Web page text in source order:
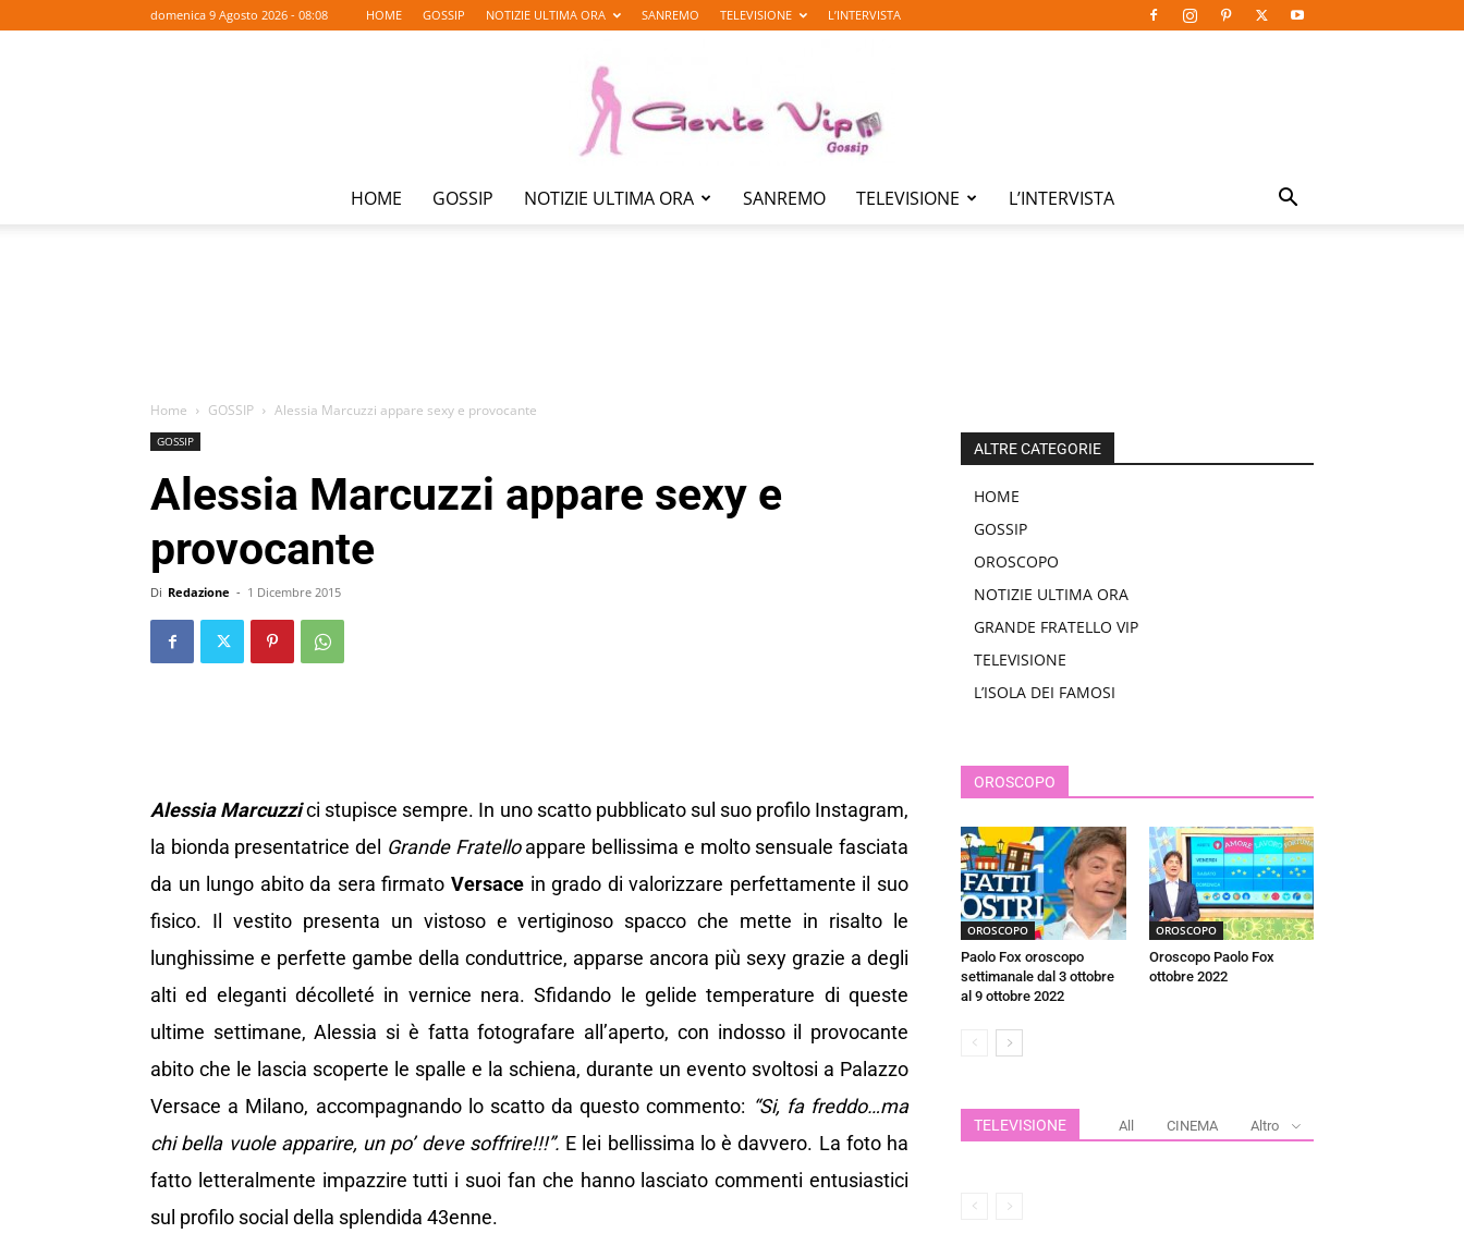
domenica 9 Agosto 2026 - 08:08 HOME GOSSIP NOTIZIE ULTIMA ORA SANREMO TELEVISIONE L’INTERVISTA
News
HOME GOSSIP NOTIZIE ULTIMA ORA SANREMO TELEVISIONE L’INTERVISTA
Home GOSSIP Alessia Marcuzzi appare sexy e provocante
GOSSIP
Alessia Marcuzzi appare sexy e
provocante
Di Redazione - 1 Dicembre 2015
Alessia Marcuzzici stupisce sempre. In uno scatto pubblicato sul suo profilo Instagram,
la bionda presentatrice del Grande Fratelloappare bellissima e molto sensuale fasciata
da un lungo abito da sera firmato Versace in grado di valorizzare perfettamente il suo
fisico. Il vestito presenta un vistoso e vertiginoso spacco che mette in risalto le
lunghissime e perfette gambe della conduttrice, apparse ancora più sexy grazie a degli
alti ed eleganti décolleté in vernice nera. Sfidando le gelide temperature di queste
ultime settimane, Alessia si è fatta fotografare all’aperto, con indosso il provocante
abito che le lascia scoperte le spalle e la schiena, durante un evento svoltosi a Palazzo
Versace a Milano, accompagnando lo scatto da questo commento: “Si, fa freddo…ma
chi bella vuole apparire, un po’ deve soffrire!!!”. E lei bellissima lo è davvero. La foto ha
fatto letteralmente impazzire tutti i suoi fan che hanno lasciato commenti entusiastici
sul profilo social della splendida 43enne.
ALTRE CATEGORIE
HOME
GOSSIP
OROSCOPO
NOTIZIE ULTIMA ORA
GRANDE FRATELLO VIP
TELEVISIONE
L’ISOLA DEI FAMOSI
OROSCOPO
OROSCOPO
Paolo Fox oroscopo
settimanale dal 3 ottobre
al 9 ottobre 2022
OROSCOPO
Oroscopo Paolo Fox
ottobre 2022
TELEVISIONE All CINEMA Altro